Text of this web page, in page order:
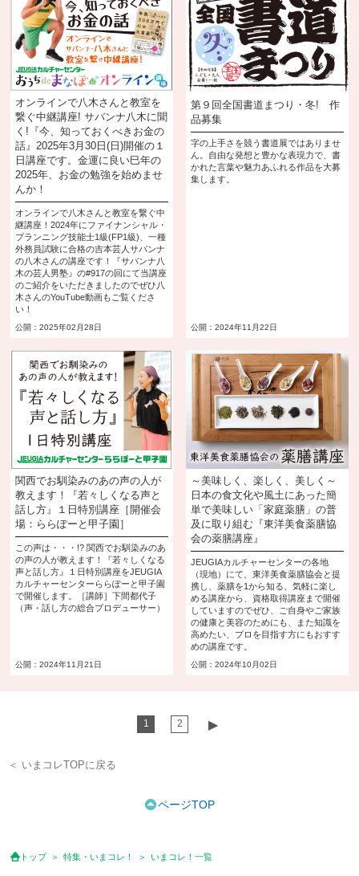
オンラインで八木さんと教室を
繋ぐ中継講座! サバンナ八木に聞
く!『今、知っておくべきお金の
話』2025年3月30日(日)開催の１
日講座です。金運に良い巳年の
2025年、お金の勉強を始めませ
んか！
オンラインで八木さんと教室を繋ぐ中
継講座！2024年にファイナンシャル・
プランニング技能士1級(FP1級)、一種
外務員試験に合格の吉本芸人サバンナ
の八木さんの講座です！『サバンナ八
木の芸人男塾』の#917の回にて当講座
のご紹介をいただきましたのでぜひ八
木さんのYouTube動画もご覧くださ
い！
公開：2025年02月28日
第９回全国書道まつり・冬! 作
品募集
字の上手さを競う書道展ではありませ
ん。自由な発想と豊かな表現力で、書
かれた言葉や魅力あふれる作品を大募
集します。
公開：2024年11月22日
関西でお馴染みのあの声の人が
教えます！『若々しくなる声と
話し方』１日特別講座［開催会
場：ららぽーと甲子園］
この声は・・・!? 関西でお馴染みのあ
の声の人が教えます！『若々しくなる
声と話し方』１日特別講座をJEUGIA
カルチャーセンターららぽーと甲子園
で開催します。［講師］下間都代子
（声・話し方の総合プロデューサー）
公開：2024年11月21日
～美味しく、楽しく、美しく～
日本の食文化や風土にあった簡
単で美味しい「家庭薬膳」の普
及に取り組む『東洋美食薬膳協
会の薬膳講座』
JEUGIAカルチャーセンターの各地
（現地）にて、東洋美食薬膳協会と提
携し、薬膳を1から知る、気軽に楽し
める講座から、資格取得講座まで開催
していますのでぜひ、ご自身やご家族
の健康と美容のためにも、また知識を
高めたい、プロを目指す方にもおすす
めの講座です。
公開：2024年10月02日
1 2 ▶︎
＜ いまコレTOPに戻る
ページTOP
トップ 特集・いまコレ！ いまコレ！一覧